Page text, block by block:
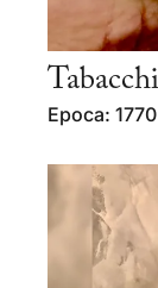
Epoca: